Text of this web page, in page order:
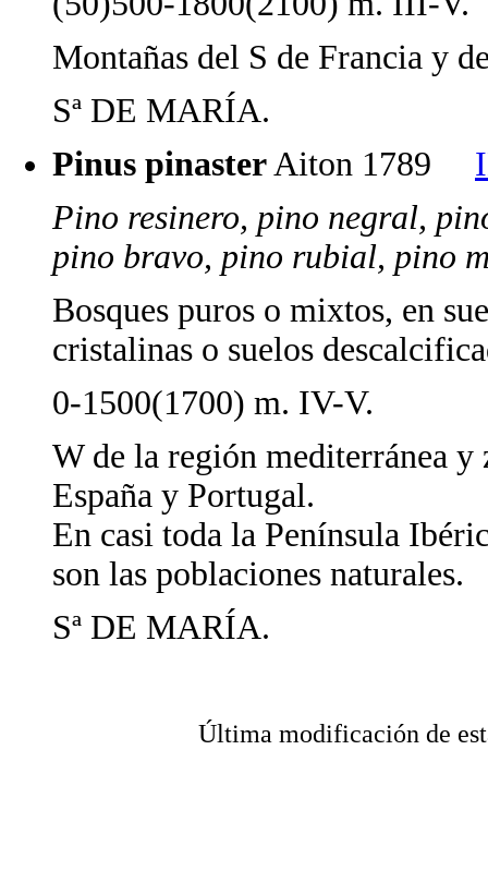
Montañas del S de Francia y
Sª DE MARÍA.
Pinus pinasterAiton 1789
Pino resinero, pino negral,
pino bravo, pino rubial, pino
Bosques puros o mixtos, en
cristalinas o suelos
0-1500(1700) m. IV-V.
W de la región mediterránea y
España y Portugal.
En casi toda la Península
son las poblaciones naturales.
Sª DE MARÍA.
Última modificación de